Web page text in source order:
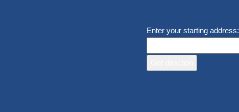
Enter your starting address: